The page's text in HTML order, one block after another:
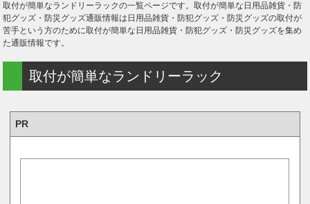
取付が簡単なランドリーラックの一覧ページです。取付が簡単な日用品雑貨・防
犯グッズ・防災グッズ通販情報は日用品雑貨・防犯グッズ・防災グッズの取付が
苦手という方のために取付が簡単な日用品雑貨・防犯グッズ・防災グッズを集め
た通販情報です。
取付が簡単なランドリーラック
PR